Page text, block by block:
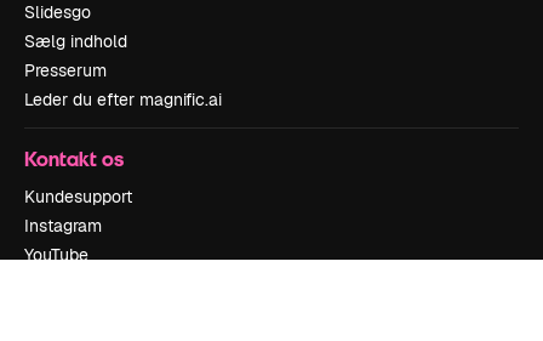
Slidesgo
Sælg indhold
Presserum
Leder du efter magnific.ai
Kontakt os
Kundesupport
Instagram
YouTube